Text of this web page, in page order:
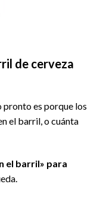
de cerveza
pronto es porque los
el barril, o cuánta
el barril» para